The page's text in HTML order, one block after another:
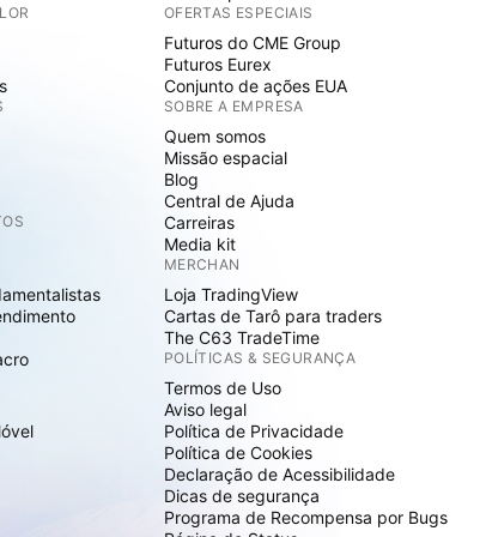
OFERTAS ESPECIAIS
Futuros do CME Group
Futuros Eurex
Conjunto de ações EUA
SOBRE A EMPRESA
Quem somos
Missão espacial
Blog
Central de Ajuda
Carreiras
Media kit
MERCHAN
Loja TradingView
Cartas de Tarô para traders
The C63 TradeTime
POLÍTICAS & SEGURANÇA
Termos de Uso
Aviso legal
Política de Privacidade
Política de Cookies
Declaração de Acessibilidade
Dicas de segurança
Programa de Recompensa por Bugs